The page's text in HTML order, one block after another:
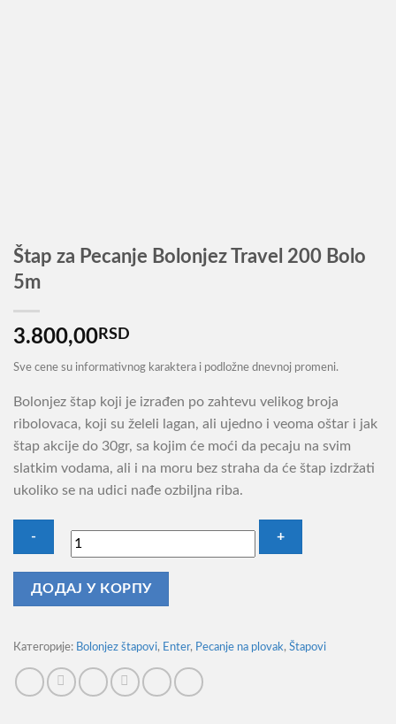
Štap za Pecanje Bolonjez Travel 200 Bolo
5m
3.800,00RSD
Sve cene su informativnog karaktera i podložne dnevnoj promeni.
Bolonjez štap koji je izrađen po zahtevu velikog broja
ribolovaca, koji su želeli lagan, ali ujedno i veoma oštar i jak
štap akcije do 30gr, sa kojim će moći da pecaju na svim
slatkim vodama, ali i na moru bez straha da će štap izdržati
ukoliko se na udici nađe ozbiljna riba.
Štap
Bolonjez
ДОДАЈ У КОРПУ
Категорије: Bolonjez štapovi, Enter, Pecanje na plovak, Štapovi